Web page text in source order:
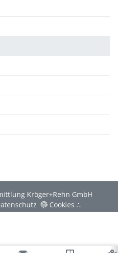
Kröger+Rehn GmbH
Cookies ∴